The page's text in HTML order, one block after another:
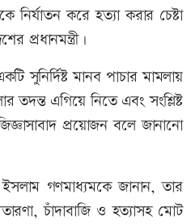
করে হত্যা করার চেষ্টা
প্রধানমন্ত্রী।
সুনির্দিষ্ট মানব পাচার মামলায়
তদন্ত এগিয়ে নিতে এবং সংশ্লিষ্ট
প্রয়োজন বলে জানানো
গণমাধ্যমকে জানান, তার
চাঁদাবাজি ও হত্যাসহ মোট